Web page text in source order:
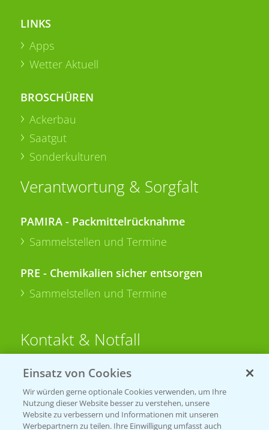
LINKS
Apps
Wetter Aktuell
BROSCHÜREN
Ackerbau
Saatgut
Sonderkulturen
Verantwortung & Sorgfalt
PAMIRA - Packmittelrücknahme
Sammelstellen und Termine
PRE - Chemikalien sicher entsorgen
Sammelstellen und Termine
Kontakt & Notfall
Beratung auf WhatsApp
T.+49 (0)174 346 564 1
KONTAKT
Einsatz von Cookies
Wir würden gerne optionale Cookies verwenden, um Ihre
Nutzung dieser Website besser zu verstehen, unsere
Website zu verbessern und Informationen mit unseren
Werbepartnern zu teilen. Ihre Einwilligung umfasst auch